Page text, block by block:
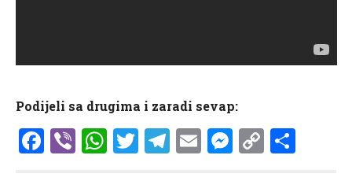
Podijeli sa drugima i zaradi sevap:
Facebook
ViberWhatsApp
Twitter
Telegram
EmailCopy